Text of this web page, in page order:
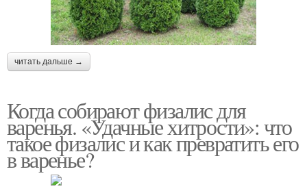
читать дальше →
Когда собирают физалис для
варенья. «Удачные хитрости»: что
такое физалис и как превратить его
в варенье?